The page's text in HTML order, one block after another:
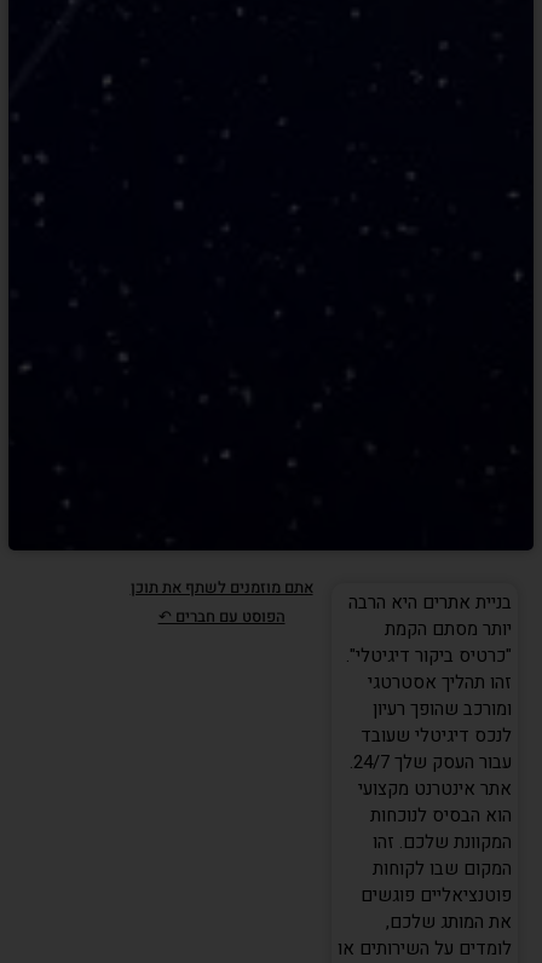
בניית אתרים היא הרבה
יותר מסתם הקמת
"כרטיס ביקור דיגיטלי".
זהו תהליך אסטרטגי
ומורכב שהופך רעיון
לנכס דיגיטלי שעובד
עבור העסק שלך 24/7.
אתר אינטרנט מקצועי
הוא הבסיס לנוכחות
המקוונת שלכם. זהו
המקום שבו לקוחות
פוטנציאליים פוגשים
את המותג שלכם,
לומדים על השירותים או
אתם מוזמנים לשתף את תוכן
הפוסט עם חברים ↶